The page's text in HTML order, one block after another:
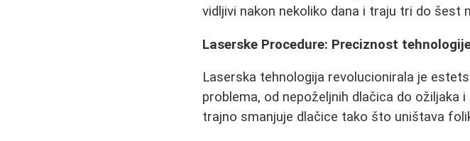
vidljivi nakon nekoliko dana i traju tri do šest
Laserske Procedure: Preciznost
Laserska tehnologija revolucionirala je
problema, od nepoželjnih dlačica do ožiljaka i
trajno smanjuje dlačice tako što uništava